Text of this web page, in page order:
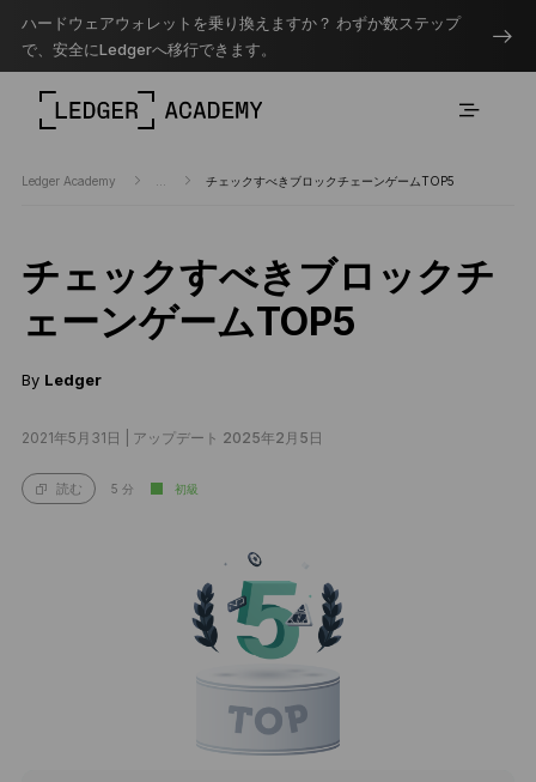
ハードウェアウォレットを乗り換えますか？ わずか数ステップ
で、安全にLedgerへ移行できます。
Ledger Academy チェックすべきブロックチェーンゲームTOP5
チェックすべきブロックチ
ェーンゲームTOP5
By Ledger
2021年5月31日 | アップデート 2025年2月5日
読む 5 分 初級